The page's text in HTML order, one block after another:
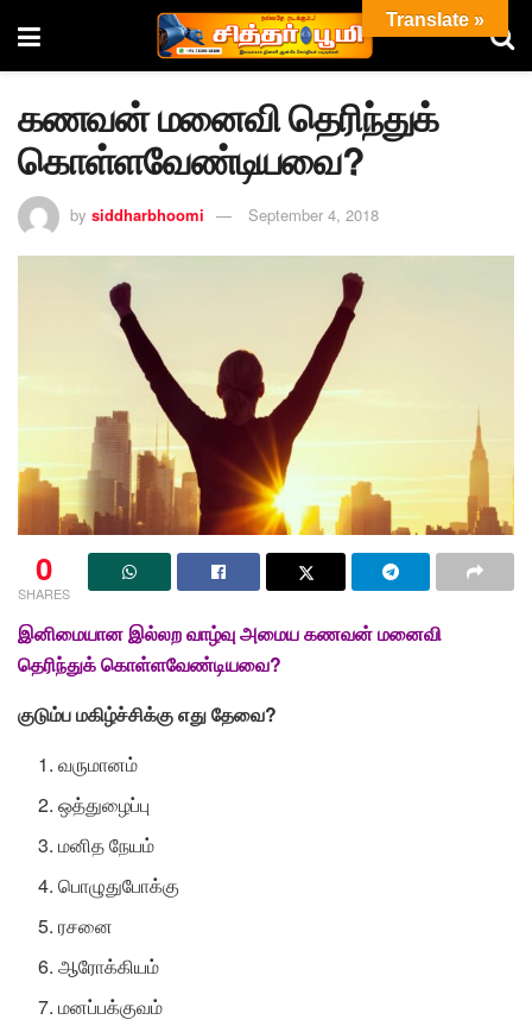
கணவன் மனைவி தெரிந்துக்
கொள்ளவேண்டியவை?
by siddharbhoomi September 4, 2018
0
SHARES
இனிமையான இல்லற வாழ்வு அமைய கணவன் மனைவி
தெரிந்துக் கொள்ளவேண்டியவை?
குடும்பமகிழ்ச்சிக்குஎதுதேவை?
வருமானம்
ஒத்துழைப்பு
மனித நேயம்
பொழுதுபோக்கு
ரசனை
ஆரோக்கியம்
மனப்பக்குவம்
Translate »